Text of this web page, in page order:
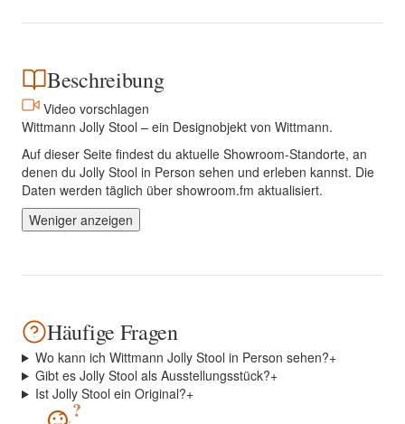
Beschreibung
Video vorschlagen
Wittmann Jolly Stool – ein Designobjekt von Wittmann.
Auf dieser Seite findest du aktuelle Showroom-Standorte, an
denen du Jolly Stool in Person sehen und erleben kannst. Die
Daten werden täglich über showroom.fm aktualisiert.
Weniger anzeigen
Häufige Fragen
Wo kann ich Wittmann Jolly Stool in Person sehen?+
Gibt es Jolly Stool als Ausstellungsstück?+
Ist Jolly Stool ein Original?+
?